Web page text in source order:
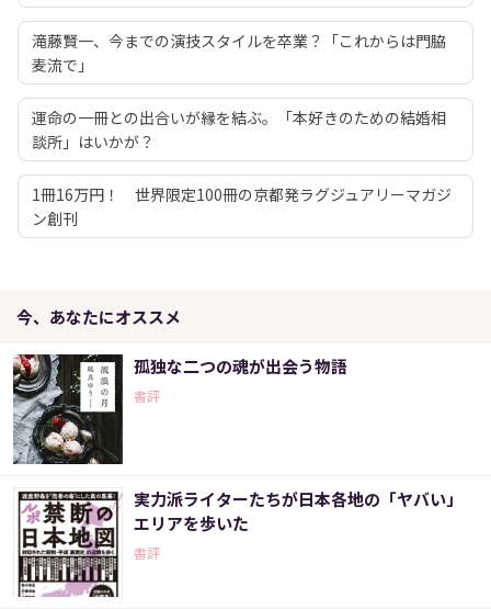
滝藤賢一、今までの演技スタイルを卒業？「これからは門脇
麦流で」
運命の一冊との出合いが縁を結ぶ。「本好きのための結婚相
談所」はいかが？
1冊16万円！ 世界限定100冊の京都発ラグジュアリーマガジ
ン創刊
今、あなたにオススメ
孤独な二つの魂が出会う物語
書評
実力派ライターたちが日本各地の「ヤバい」
エリアを歩いた
書評